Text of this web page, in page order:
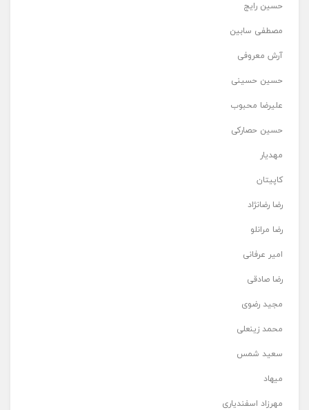
حسین رایج
مصطفی سابین
آرش معروفی
حسین حسینی
علیرضا محبوب
حسین حصارکی
مهدیار
کاپیتان
رضا رضانژاد
رضا مرانلو
امیر عرفانی
رضا صادقی
مجید رضوی
محمد زینعلی
سعید شمس
میهاد
مهرزاد اسفندیاری